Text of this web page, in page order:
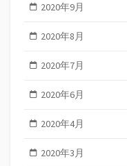
2020年9月
2020年8月
2020年7月
2020年6月
2020年4月
2020年3月